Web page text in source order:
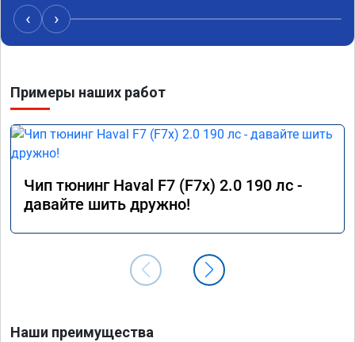
вихревых заслонок в аварийном режиме,но и
до удаления их расход топлива был выше чем
сейчас.
‹ ›
Примеры наших работ
Чип тюнинг Haval F7 (F7x) 2.0 190 лс -
давайте шить дружно!
Наши преимущества